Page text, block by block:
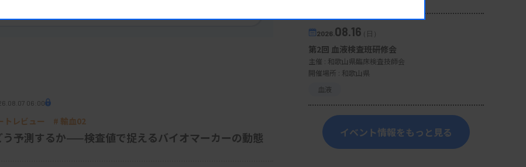
可能なリンカーとバイスタンダー効果に
して周囲の細胞にも広がるため、HER2
効果が届きやすい
06:00
トレビュー # 輸血02
予測するか——検査値で捉えるバイオマーカーの動態
2026. 08.16（日）
第2回 血液検査班研修会
主催 : 和歌山県臨床検査技師会
開催場所 : 和歌山県
血液
イベント情報をもっと見る